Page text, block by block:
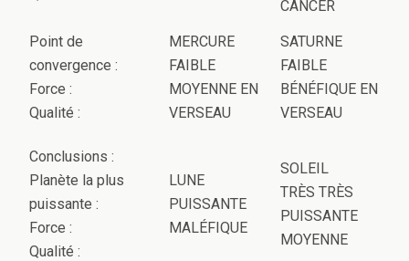
CANCER
Point de
convergence :
Force :
Qualité :
MERCURE
FAIBLE
MOYENNE EN
VERSEAU
SATURNE
FAIBLE
BÉNÉFIQUE EN
VERSEAU
Conclusions :
Planète la plus
puissante :
Force :
Qualité :
LUNE
PUISSANTE
MALÉFIQUE
SOLEIL
TRÈS TRÈS
PUISSANTE
MOYENNE